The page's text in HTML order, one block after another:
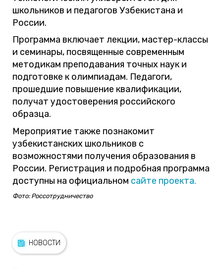
школьников и педагогов Узбекистана и
России.
Программа включает лекции, мастер-классы
и семинары, посвященные современным
методикам преподавания точных наук и
подготовке к олимпиадам. Педагоги,
прошедшие повышение квалификации,
получат удостоверения российского
образца.
Мероприятие также познакомит
узбекистанских школьников с
возможностями получения образования в
России. Регистрация и подробная программа
доступны на официальном сайте проекта.
Фото: Россотрудничество
НОВОСТИ